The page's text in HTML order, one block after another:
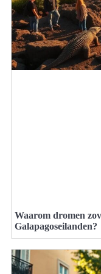
Waarom dromen
Galapagoseilanden?